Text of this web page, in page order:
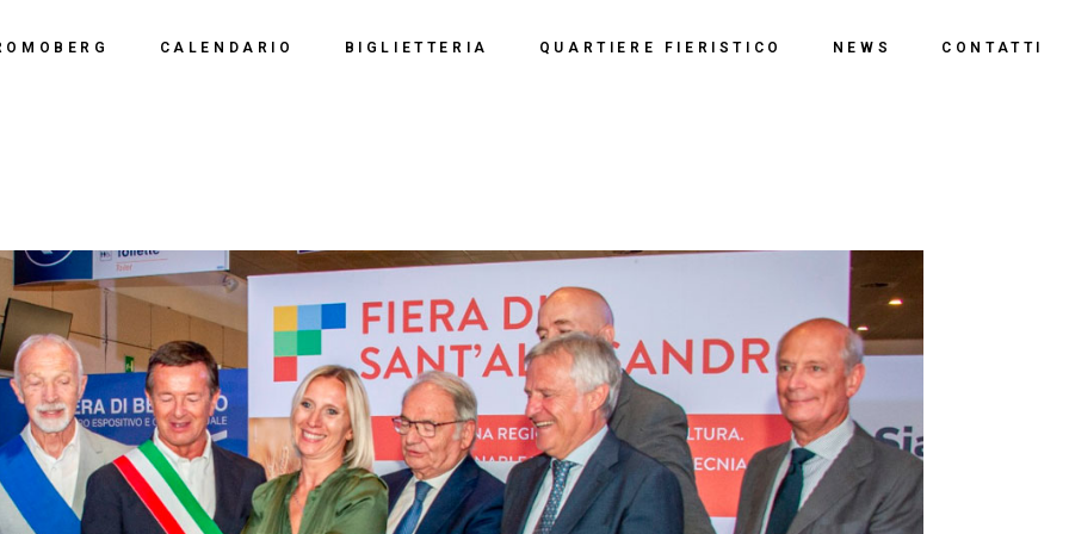
CALENDARIO
Calendario 2023
Calendario 2022
Calendario 2021
Calendario 2020
Calendario 2019
BIGLIETTERIA QUARTIERE FIERISTICO NEWS CONTATTI
Calendario 2026
Calendario 2021
Calendario 2020
Calendario 2019
Polo Espositivo